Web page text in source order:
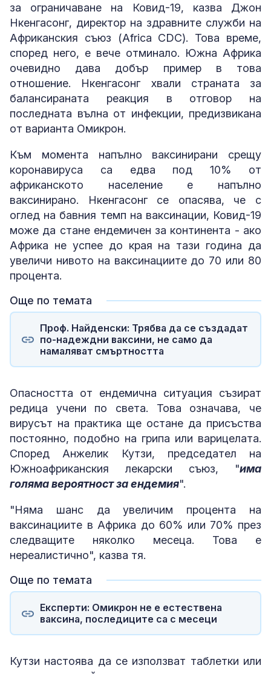
за ограничаване на Ковид-19, казва Джон
Нкенгасонг, директор на здравните служби на
Африканския съюз (Africa CDC). Това време,
според него, е вече отминало. Южна Африка
очевидно дава добър пример в това
отношение. Нкенгасонг хвали страната за
балансираната реакция в отговор на
последната вълна от инфекции, предизвикана
от варианта Омикрон.
Към момента напълно ваксинирани срещу
коронавируса са едва под 10% от
африканското население е напълно
ваксинирано. Нкенгасонг се опасява, че с
оглед на бавния темп на ваксинации, Ковид-19
може да стане ендемичен за континента - ако
Африка не успее до края на тази година да
увеличи нивото на ваксинациите до 70 или 80
процента.
Още по темата
Проф. Найденски: Трябва да се създадат
по-надеждни ваксини, не само да
намаляват смъртността
Опасността от ендемична ситуация съзират
редица учени по света. Това означава, че
вирусът на практика ще остане да присъства
постоянно, подобно на грипа или варицелата.
Според Анжелик Кутзи, председател на
Южноафриканския лекарски съюз, "има
голяма вероятност за ендемия".
"Няма шанс да увеличим процента на
ваксинациите в Африка до 60% или 70% през
следващите няколко месеца. Това е
нереалистично", казва тя.
Още по темата
Експерти: Омикрон не е естествена
ваксина, последиците са с месеци
Кутзи настоява да се използват таблетки или